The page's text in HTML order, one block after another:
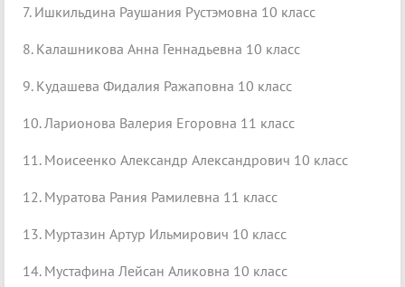
7. Ишкильдина Раушания Рустэмовна 10 класс
8. Калашникова Анна Геннадьевна 10 класс
9. Кудашева Фидалия Ражаповна 10 класс
10. Ларионова Валерия Егоровна 11 класс
11. Моисеенко Александр Александрович 10 класс
12. Муратова Рания Рамилевна 11 класс
13. Муртазин Артур Ильмирович 10 класс
14. Мустафина Лейсан Аликовна 10 класс